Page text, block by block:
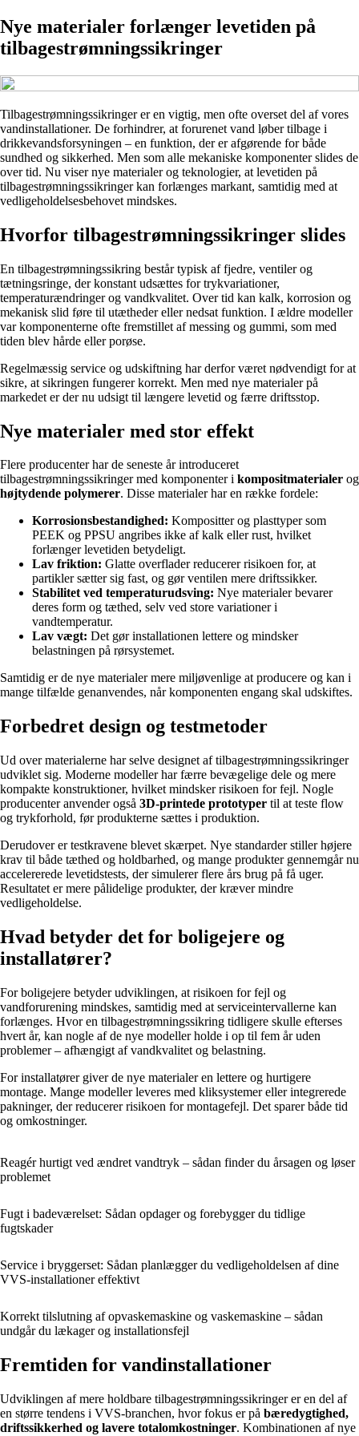
Nye materialer forlænger levetiden på
tilbagestrømningssikringer
Tilbagestrømningssikringer er en vigtig, men ofte overset del af vores
vandinstallationer. De forhindrer, at forurenet vand løber tilbage i
drikkevandsforsyningen – en funktion, der er afgørende for både
sundhed og sikkerhed. Men som alle mekaniske komponenter slides de
over tid. Nu viser nye materialer og teknologier, at levetiden på
tilbagestrømningssikringer kan forlænges markant, samtidig med at
vedligeholdelsesbehovet mindskes.
Hvorfor tilbagestrømningssikringer slides
En tilbagestrømningssikring består typisk af fjedre, ventiler og
tætningsringe, der konstant udsættes for trykvariationer,
temperaturændringer og vandkvalitet. Over tid kan kalk, korrosion og
mekanisk slid føre til utætheder eller nedsat funktion. I ældre modeller
var komponenterne ofte fremstillet af messing og gummi, som med
tiden blev hårde eller porøse.
Regelmæssig service og udskiftning har derfor været nødvendigt for at
sikre, at sikringen fungerer korrekt. Men med nye materialer på
markedet er der nu udsigt til længere levetid og færre driftsstop.
Nye materialer med stor effekt
Flere producenter har de seneste år introduceret
tilbagestrømningssikringer med komponenter i kompositmaterialer og
højtydende polymerer. Disse materialer har en række fordele:
Korrosionsbestandighed: Kompositter og plasttyper som
PEEK og PPSU angribes ikke af kalk eller rust, hvilket
forlænger levetiden betydeligt.
Lav friktion: Glatte overflader reducerer risikoen for, at
partikler sætter sig fast, og gør ventilen mere driftssikker.
Stabilitet ved temperaturudsving: Nye materialer bevarer
deres form og tæthed, selv ved store variationer i
vandtemperatur.
Lav vægt: Det gør installationen lettere og mindsker
belastningen på rørsystemet.
Samtidig er de nye materialer mere miljøvenlige at producere og kan i
mange tilfælde genanvendes, når komponenten engang skal udskiftes.
Forbedret design og testmetoder
Ud over materialerne har selve designet af tilbagestrømningssikringer
udviklet sig. Moderne modeller har færre bevægelige dele og mere
kompakte konstruktioner, hvilket mindsker risikoen for fejl. Nogle
producenter anvender også 3D-printede prototyper til at teste flow
og trykforhold, før produkterne sættes i produktion.
Derudover er testkravene blevet skærpet. Nye standarder stiller højere
krav til både tæthed og holdbarhed, og mange produkter gennemgår nu
accelererede levetidstests, der simulerer flere års brug på få uger.
Resultatet er mere pålidelige produkter, der kræver mindre
vedligeholdelse.
Hvad betyder det for boligejere og
installatører?
For boligejere betyder udviklingen, at risikoen for fejl og
vandforurening mindskes, samtidig med at serviceintervallerne kan
forlænges. Hvor en tilbagestrømningssikring tidligere skulle efterses
hvert år, kan nogle af de nye modeller holde i op til fem år uden
problemer – afhængigt af vandkvalitet og belastning.
For installatører giver de nye materialer en lettere og hurtigere
montage. Mange modeller leveres med kliksystemer eller integrerede
pakninger, der reducerer risikoen for montagefejl. Det sparer både tid
og omkostninger.
Reagér hurtigt ved ændret vandtryk – sådan finder du årsagen og løser
problemet
Fugt i badeværelset: Sådan opdager og forebygger du tidlige
fugtskader
Service i bryggerset: Sådan planlægger du vedligeholdelsen af dine
VVS-installationer effektivt
Korrekt tilslutning af opvaskemaskine og vaskemaskine – sådan
undgår du lækager og installationsfejl
Fremtiden for vandinstallationer
Udviklingen af mere holdbare tilbagestrømningssikringer er en del af
en større tendens i VVS-branchen, hvor fokus er på bæredygtighed,
driftssikkerhed og lavere totalomkostninger. Kombinationen af nye